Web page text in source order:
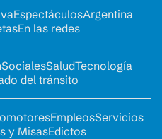
EspectáculosArgentina
En las redes
SocialesSaludTecnología
del tránsito
EmpleosServicios
y MisasEdictos